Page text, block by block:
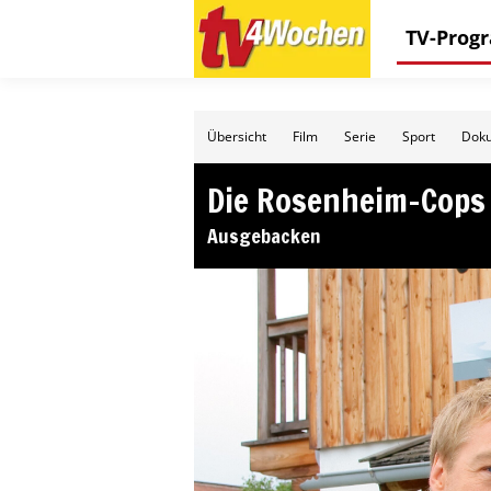
TV-
Übersicht Film Serie Sport
Die Rosenheim-Cops
Ausgebacken